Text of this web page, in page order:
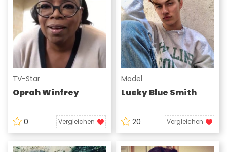
TV-Star
Oprah Winfrey
0 Vergleichen
Model
Lucky Blue Smith
20 Vergleichen